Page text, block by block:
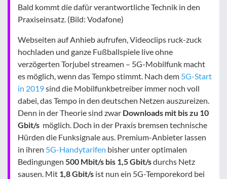
Bald kommt die dafür verantwortliche Technik in den
Praxiseinsatz. (Bild: Vodafone)
Webseiten auf Anhieb aufrufen, Videoclips ruck-zuck
hochladen und ganze Fußballspiele live ohne
verzögerten Torjubel streamen – 5G-Mobilfunk macht
es möglich, wenn das Tempo stimmt. Nach dem 5G-Start
in 2019sind die Mobilfunkbetreiber immer noch voll
dabei, das Tempo in den deutschen Netzen auszureizen.
Denn in der Theorie sind zwar Downloads mit bis zu 10
Gbit/s möglich. Doch in der Praxis bremsen technische
Hürden die Funksignale aus. Premium-Anbieter lassen
in ihren 5G-Handytarifen bisher unter optimalen
Bedingungen 500 Mbit/s bis 1,5 Gbit/sdurchs Netz
sausen. Mit 1,8 Gbit/s ist nun ein 5G-Temporekord bei